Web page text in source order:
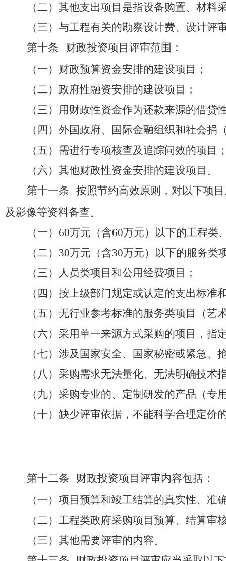
（二） 其他支出项目是指设备购置、材料
（三） 与工程有关的勘察设计费、 设计评
第十条
财政投资项目评审范围：
（一）财政预算资金安排的建设项目；
（二）政府性融资安排的建设项目；
（三）用财政性资金作为还款来源的借贷
（四）外国政府、国际金融组织和社会
（五）需进行专项核查及追踪问效的项目
（六）其他财政性资金安排的建设项目。
第十一条
按照节约高效原则，对以下项
及影像等资料备查。
（一） 60万元 （含60万元）
以下的工程类
（二） 30万元 （含30万元）
以下的服务类
（三）人员类项目和公用经费项目；
（四）按上级部门规定或认定的支出标
（五）无行业参考标准的服务类项目
（艺
（六）采用单一来源方式采购的项目，
（七）涉及国家安全、国家秘密或紧急、
（八）采购需求无法量化、无法明确技
（九）采购专业的、定制研发的产品 （专
（十）缺少评审依据，不能科学合理定价
第十二条
财政投资项目评审内容包括：
（一）项目预算和竣工结算的真实性、准
（二）工程类政府采购项目预算、结算
（三）其他需要评审的内容。